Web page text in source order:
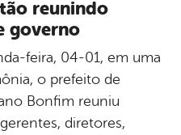
reunindo
governo
feira, 04-01, em uma
o prefeito de
Bonfim reuniu
diretores,